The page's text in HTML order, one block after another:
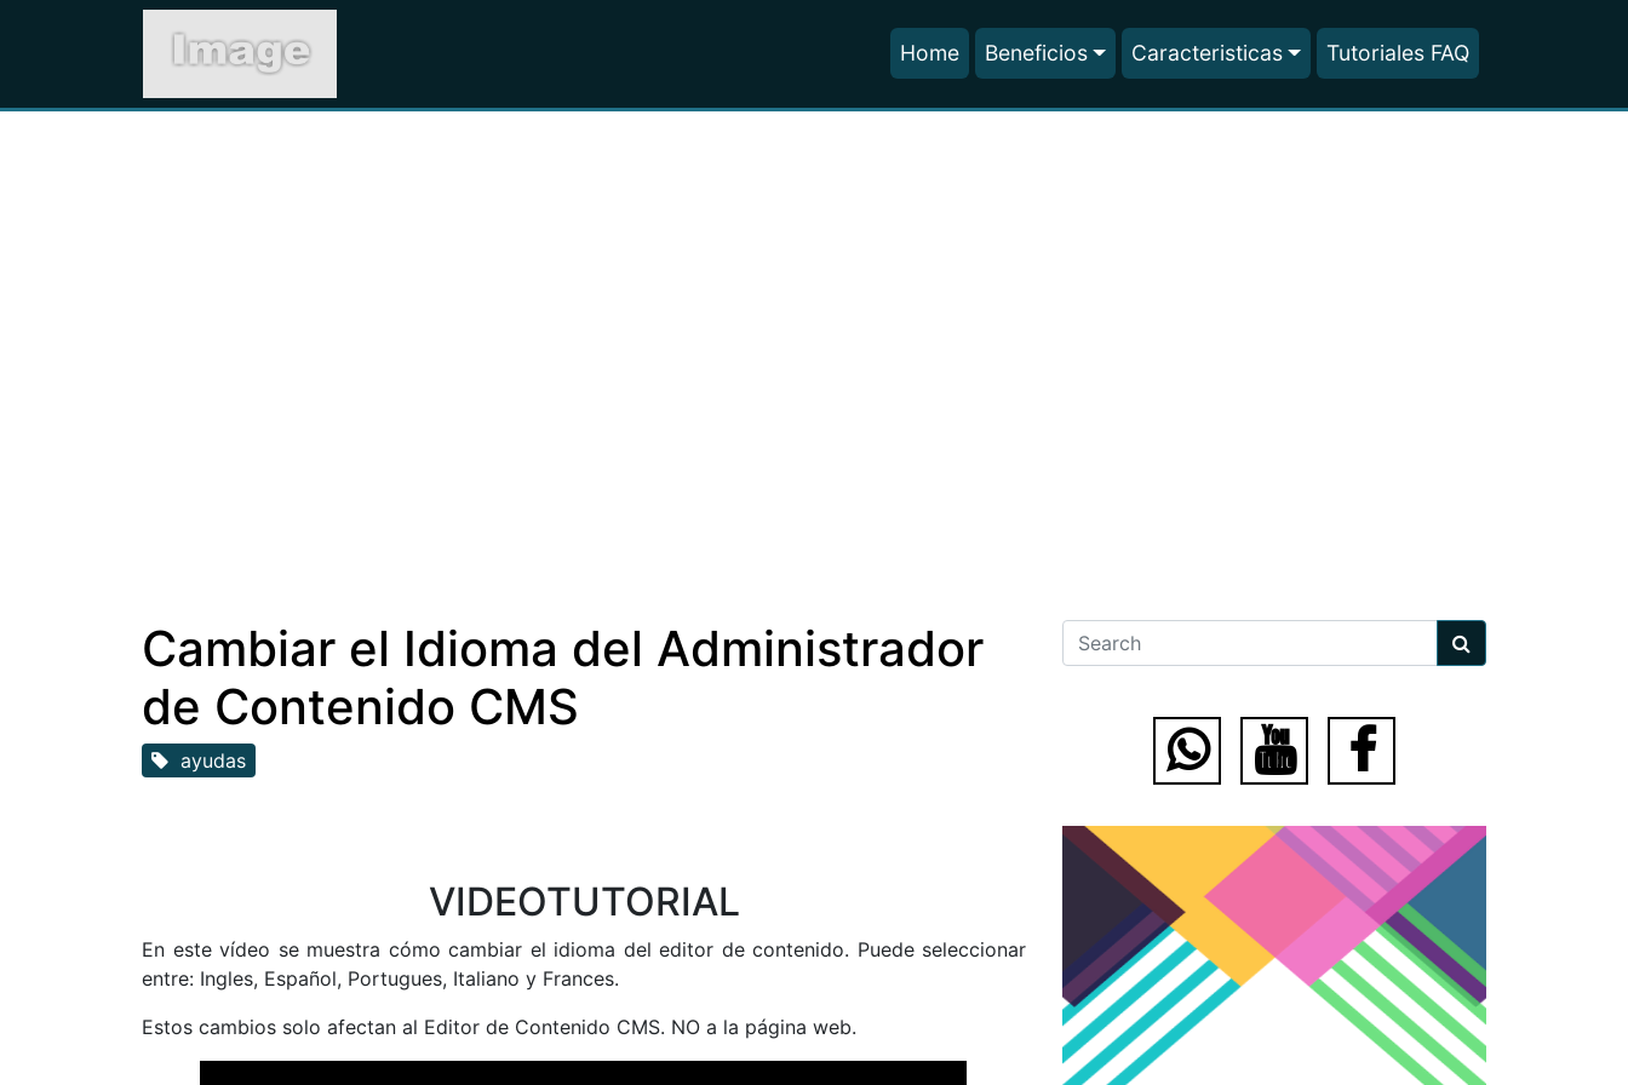
Home Beneficios Caracteristicas Tutoriales FAQ
Cambiar el Idioma del Administrador
de Contenido CMS
ayudas
VIDEOTUTORIAL
En este vídeo se muestra cómo cambiar el idioma del editor de contenido. Puede seleccionar
entre: Ingles, Español, Portugues, Italiano y Frances.
Estos cambios solo afectan al Editor de Contenido CMS. NO a la página web.